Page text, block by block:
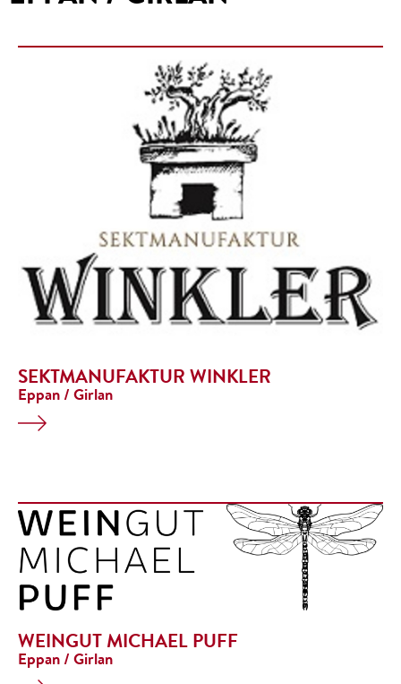
SEKTMANUFAKTUR WINKLER
Eppan / Girlan
WEINGUT MICHAEL PUFF
Eppan / Girlan